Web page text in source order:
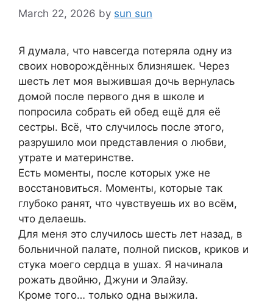
March 22, 2026 by sun sun
Я думала, что навсегда потеряла одну из
своих новорождённых близняшек. Через
шесть лет моя выжившая дочь вернулась
домой после первого дня в школе и
попросила собрать ей обед ещё для её
сестры. Всё, что случилось после этого,
разрушило мои представления о любви,
утрате и материнстве.
Есть моменты, после которых уже не
восстановиться. Моменты, которые так
глубоко ранят, что чувствуешь их во всём,
что делаешь.
Для меня это случилось шесть лет назад, в
больничной палате, полной писков, криков и
стука моего сердца в ушах. Я начинала
рожать двойню, Джуни и Элайзу.
Кроме того… только одна выжила.